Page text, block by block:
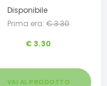
Disponibile
Prima era: €3.30
€ 3.30
VAI AL PRODOTTO